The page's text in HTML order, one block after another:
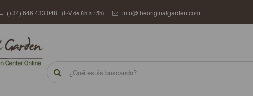
(+34) 646 433 048 (L-V de 8h a 15h) info@theoriginalgarden.com